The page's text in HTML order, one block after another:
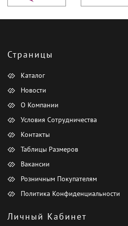
Страницы
Каталог
Новости
О Компании
Условия Сотрудничества
Контакты
Таблицы Размеров
Вакансии
Розничным Покупателям
Политика Конфиденциальности
Личный Кабинет